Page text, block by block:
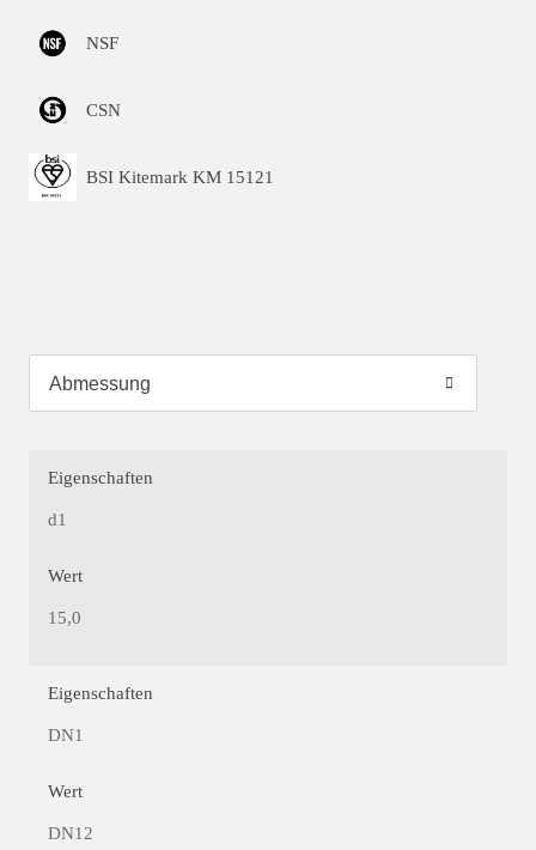
NSF
CSN
BSI Kitemark KM 15121
Eigenschaften
d1
Wert
15,0
Eigenschaften
DN1
Wert
DN12